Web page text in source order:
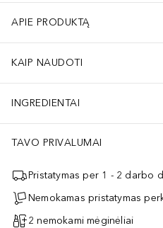
APIE PRODUKTĄ
KAIP NAUDOTI
INGREDIENTAI
TAVO PRIVALUMAI
Pristatymas per 1 - 2 darbo
Nemokamas pristatymas
2 nemokami mėginėliai